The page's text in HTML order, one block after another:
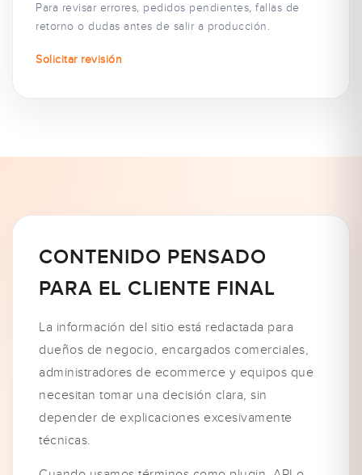
Para revisar errores, pedidos pendientes, fallas de
retorno o dudas antes de salir a producción.
Solicitar revisión
CONTENIDO PENSADO
PARA EL CLIENTE FINAL
La información del sitio está redactada para
dueños de negocio, encargados comerciales,
administradores de ecommerce y equipos que
necesitan tomar una decisión clara, sin
depender de explicaciones excesivamente
técnicas.